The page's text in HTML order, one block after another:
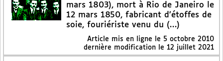
mars 1803), mort à Rio de Janeiro le
12 mars 1850, fabricant d’étoffes de
soie, fouriériste venu du (…)
Article mis en ligne le 5 octobre 2010
dernière modification le 12 juillet 2021